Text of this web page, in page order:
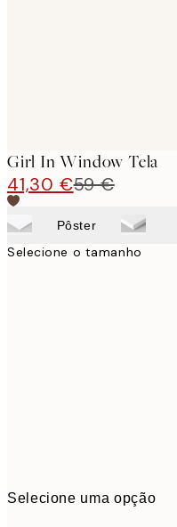
Girl In Window Tela
41,30 €59 €
Pôster
Selecione o tamanho
Selecione uma opção